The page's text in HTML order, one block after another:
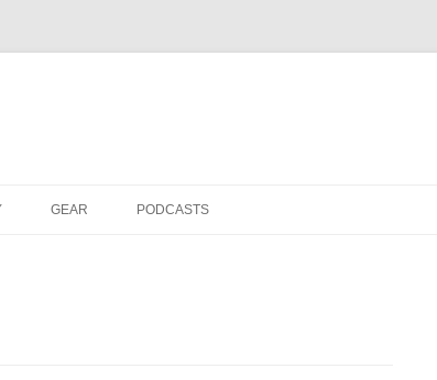
GEAR PODCASTS